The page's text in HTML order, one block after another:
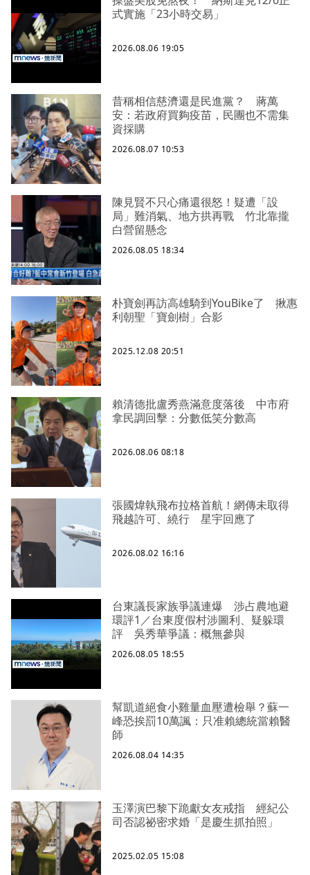
式實施「23小時交易」
2026.08.06 19:05
昔稱相信慈濟還是民進黨？ 蔣萬
安：若政府買夠疫苗，民團也不需集
資採購
2026.08.07 10:53
陳見賢不只心痛還很怒！疑遭「設
局」難消氣、地方拱再戰 竹北靠攏
白營留懸念
2026.08.05 18:34
朴寶劍再訪高雄騎到YouBike了 揪惠
利朝聖「寶劍樹」合影
2025.12.08 20:51
賴清德批盧秀燕滿意度落後 中市府
拿民調回擊：分數低笑分數高
2026.08.06 08:18
張國煒執飛布拉格首航！網傳未取得
飛越許可、繞行 星宇回應了
2026.08.02 16:16
台東議長家族爭議連爆 涉占農地避
環評1／台東度假村涉圖利、疑躲環
評 吳秀華爭議：概無參與
2026.08.05 18:55
幫凱道絕食小雞量血壓遭檢舉？蘇一
峰恐挨罰10萬諷：只准賴總統當賴醫
師
2026.08.04 14:35
玉澤演巴黎下跪獻女友戒指 經紀公
司否認祕密求婚「是慶生抓拍照」
2025.02.05 15:08